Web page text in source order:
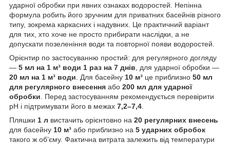
ударної обробки при явних ознаках водоростей. Непінна
формула робить його зручним для приватних басейнів різного
типу, зокрема каркасних і надувних. Це практичний варіант
для тих, хто хоче не просто прибирати наслідки, а не
допускати позеленіння води та повторної появи водоростей.
Орієнтир по застосуванню простий: для регулярного догляду
— 5 мл на 1 м³ води 1 раз на 7 днів , для ударної обробки —
20 мл на 1 м³ води . Для басейну 10 м³ це приблизно 50 мл
для регулярного внесення або 200 мл для ударної
обробки . Перед застосуванням рекомендується перевірити
pH і підтримувати його в межах 7,2–7,4
Пляшки 1 л вистачить орієнтовно на 20 регулярних внесень
для басейну 10 м³ або приблизно на 5 ударних обробок
такого ж об’єму. Фактична витрата залежить від температури